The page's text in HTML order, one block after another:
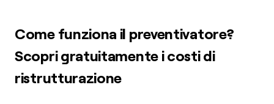
Come funziona il preventivatore?
Scopri gratuitamente i costi di
ristrutturazione